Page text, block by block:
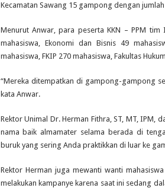
Kecamatan Sawang 15 gampong dengan
Menurut Anwar, para peserta KKN – PPM
mahasiswa, Ekonomi dan Bisnis 49
mahasiswa, FKIP 270 mahasiswa, Fakultas
“Mereka ditempatkan di gampong-gampong
kata Anwar.
Rektor Unimal Dr. Herman Fithra, ST, MT, IPM,
nama baik almamater selama berada di
buruk yang sering Anda praktikkan di luar ke
Rektor Herman juga mewanti wanti
melakukan kampanye karena saat ini sedang